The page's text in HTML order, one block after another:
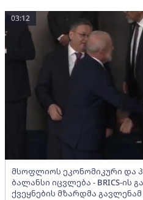
მსოფლიოს ეკონომიკური და
ბალანსი იცვლება - BRICS-ის
ქვეყნების მზარდმა
03:12